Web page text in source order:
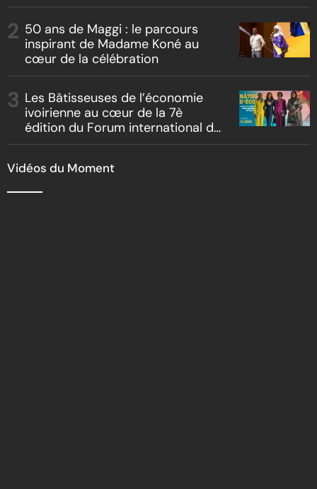
50 ans de Maggi : le parcours
inspirant de Madame Koné au
cœur de la célébration
Les Bâtisseuses de l’économie
ivoirienne au cœur de la 7è
édition du Forum international du
Vidéos du Moment